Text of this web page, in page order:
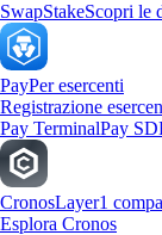
SwapStakeScopri le
PayPer esercenti
Registrazione
Pay TerminalPay
CronosLayer1
Esplora Cronos